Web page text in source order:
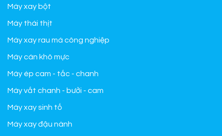
Máy xay bột
Máy thái thịt
Máy xay rau má công nghiệp
Máy cán khô mực
Máy ép cam - tắc - chanh
Máy vắt chanh - bưởi - cam
Máy xay sinh tố
Máy xay đậu nành